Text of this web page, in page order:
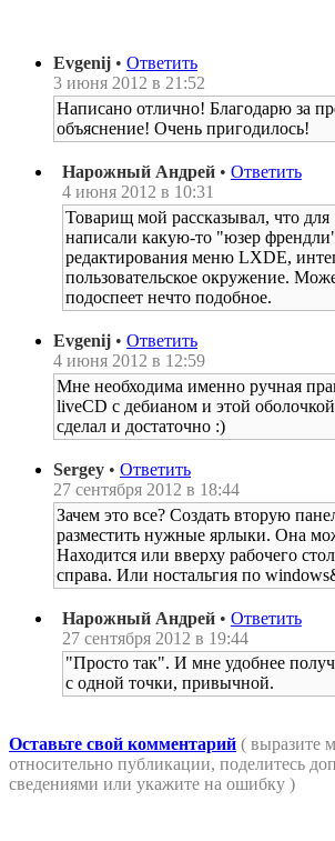
Evgenij • Ответить
3 июня 2012 в 21:52
Написано отлично! Благодарю за
объяснение! Очень пригодилось!
Нарожный Андрей • Ответить
4 июня 2012 в 10:31
Товарищ мой рассказывал, что
написали какую-то "юзер
редактирования меню LXDE,
пользовательское окружение.
подоспеет нечто подобное.
Evgenij • Ответить
4 июня 2012 в 12:59
Мне необходима именно ручная
liveCD с дебианом и этой
сделал и достаточно :)
Sergey • Ответить
27 сентября 2012 в 18:44
Зачем это все? Создать вторую
разместить нужные ярлыки. Она
Находится или вверху рабочего
справа. Или ностальгия по
Нарожный Андрей • Ответить
27 сентября 2012 в 19:44
"Просто так". И мне удобнее
с одной точки, привычной.
Оставьте свой комментарий ( выразите
относительно публикации, поделитесь
сведениями или укажите на ошибку )